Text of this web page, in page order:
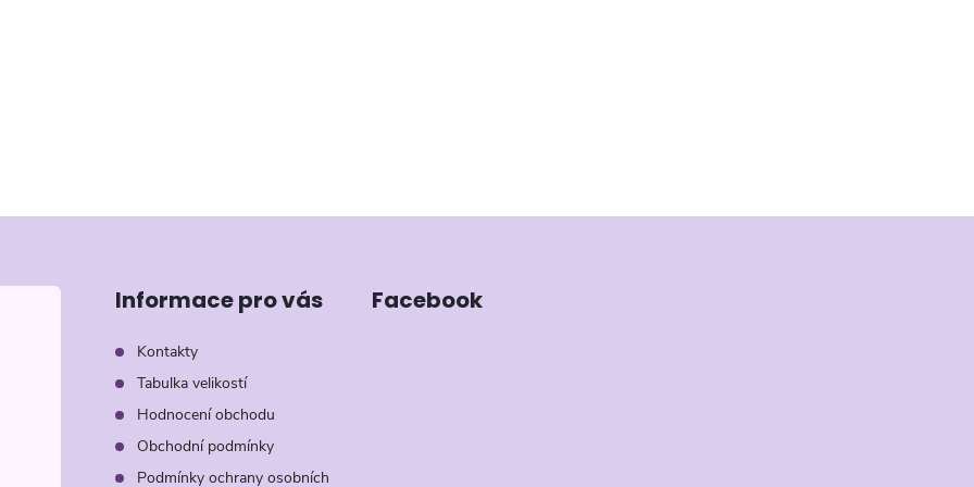
Informace pro vás
Kontakty
Tabulka velikostí
Hodnocení obchodu
Obchodní podmínky
Podmínky ochrany osobních
Facebook